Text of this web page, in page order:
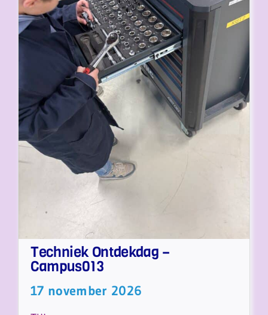
Techniek Ontdekdag –
Campus013
17 november 2026